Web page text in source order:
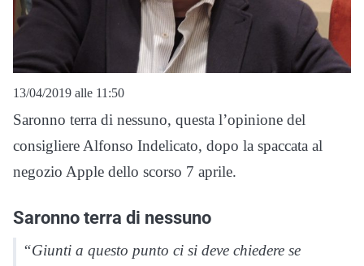
13/04/2019 alle 11:50
Saronno terra di nessuno, questa l’opinione del
consigliere Alfonso Indelicato, dopo la spaccata al
negozio Apple dello scorso 7 aprile.
Saronno terra di nessuno
“Giunti a questo punto ci si deve chiedere se